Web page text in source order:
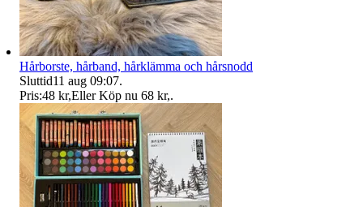
Hårborste, hårband, hårklämma och hårsnodd
Sluttid11 aug 09:07.
Pris:48 kr,Eller Köp nu 68 kr,.